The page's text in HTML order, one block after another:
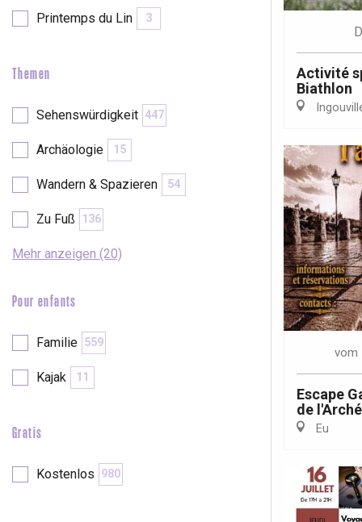
Printemps du Lin 3
Themen
Sehenswürdigkeit 447
Archäologie 15
Wandern & Spazieren 54
Zu Fuß 136
Mehr anzeigen (20)
Pour enfants
Familie 559
Kajak 11
Gratis
Kostenlos 980
Activité
Biathlon
vom
Escape
de
Eu